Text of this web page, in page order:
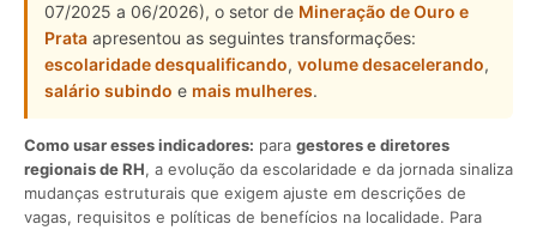
07/2025 a 06/2026), o setor de Mineração de Ouro e
Prata apresentou as seguintes transformações:
escolaridade desqualificando, volume desacelerando,
salário subindo e mais mulheres.
Como usar esses indicadores: para gestores e diretores
regionais de RH, a evolução da escolaridade e da jornada sinaliza
mudanças estruturais que exigem ajuste em descrições de
vagas, requisitos e políticas de benefícios na localidade. Para